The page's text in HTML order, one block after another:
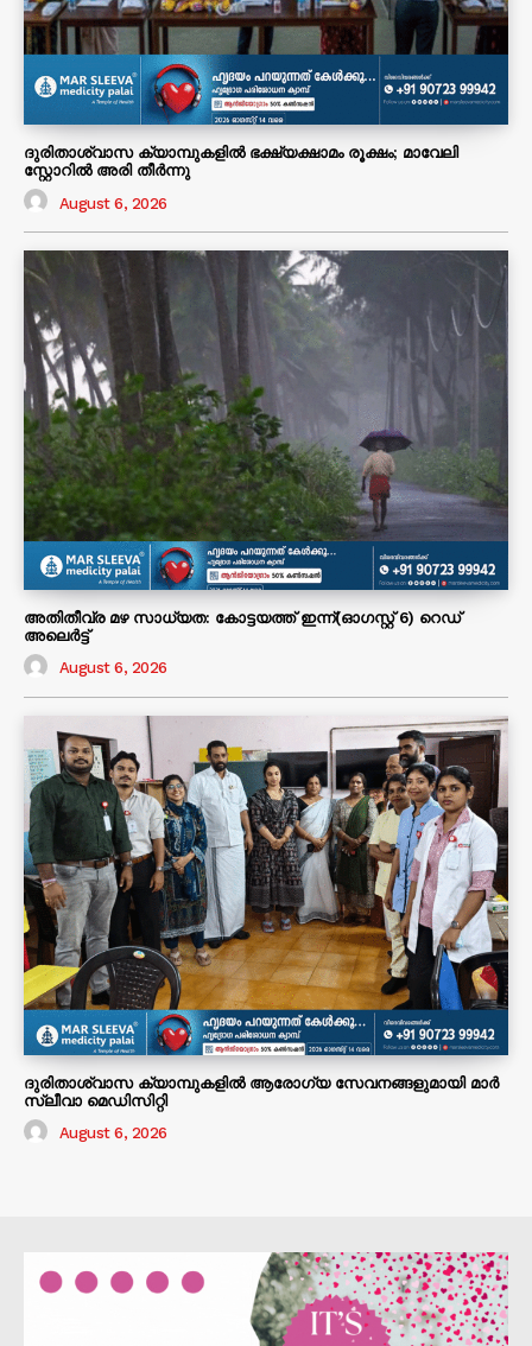
ദുരിതാശ്വാസ ക്യാമ്പുകളിൽ ഭക്ഷ്യക്ഷാമം രൂക്ഷം; മാവേലി
സ്റ്റോറിൽ അരി തീർന്നു
August 6, 2026
അതിതീവ്ര മഴ സാധ്യത: കോട്ടയത്ത് ഇന്ന്(ഓഗസ്റ്റ് 6) റെഡ്
അലെർട്ട്
August 6, 2026
ദുരിതാശ്വാസ ക്യാമ്പുകളിൽ ആരോഗ്യ സേവനങ്ങളുമായി മാർ
സ്ലീവാ മെഡിസിറ്റി
August 6, 2026